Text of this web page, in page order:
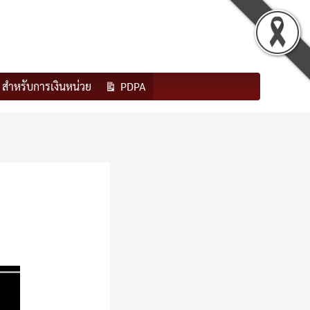
สำหรับการเงินหน่วย PDPA